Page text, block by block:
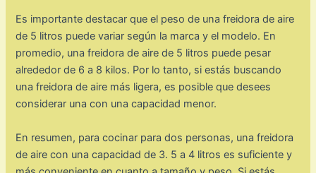
Es importante destacar que el peso de una freidora de aire
de 5 litros puede variar según la marca y el modelo. En
promedio, una freidora de aire de 5 litros puede pesar
alrededor de 6 a 8 kilos. Por lo tanto, si estás buscando
una freidora de aire más ligera, es posible que desees
considerar una con una capacidad menor.
En resumen, para cocinar para dos personas, una freidora
de aire con una capacidad de 3. 5 a 4 litros es suficiente y